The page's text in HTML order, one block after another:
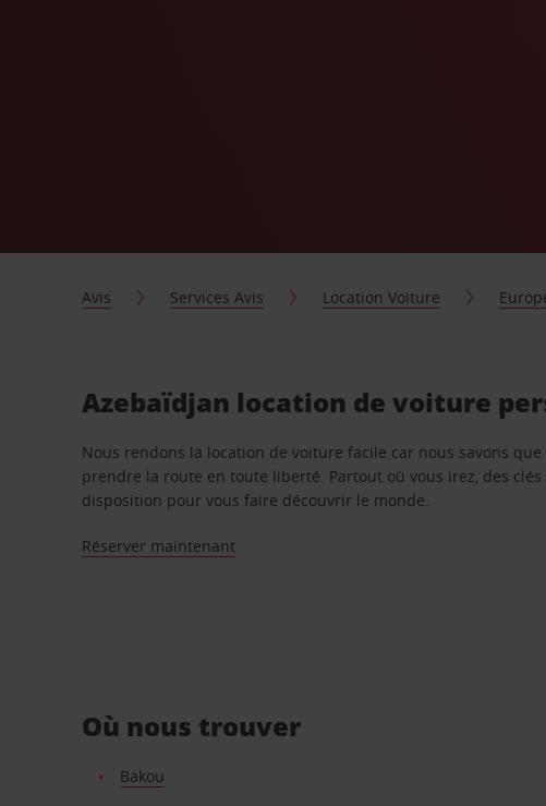
Avis Services Avis Location Voiture
Azebaïdjan location de voiture
Nous rendons la location de voiture facile car nous savons
prendre la route en toute liberté. Partout où vous irez, des
disposition pour vous faire découvrir le monde.
Réserver maintenant
Où nous trouver
Bakou